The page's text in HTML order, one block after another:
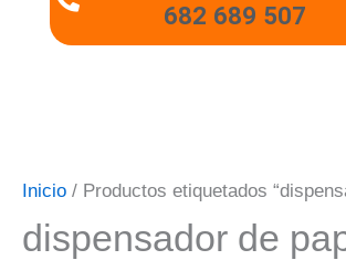
682 689 507
Inicio / Productos etiquetados
dispensador de